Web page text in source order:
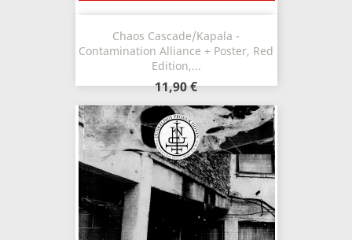
Chaos Cascade/Kapala -
Contamination Alliance + Poster, Red
Edition,...
11,90 €